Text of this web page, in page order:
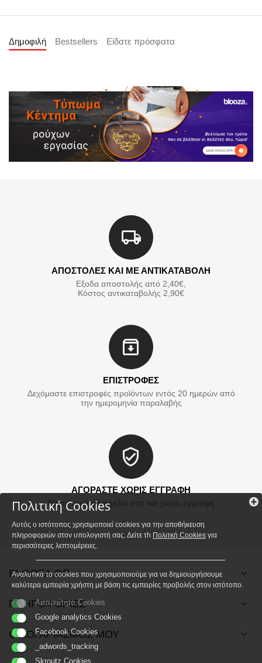
Δημοφιλή Bestsellers Είδατε πρόσφατα
ΑΠΟΣΤΟΛΕΣ ΚΑΙ ΜΕ ΑΝΤΙΚΑΤΑΒΟΛΗ
Εξοδα αποστολής από 2,40€,
Κόστος αντικαταβολής 2,90€
ΕΠΙΣΤΡΟΦΕΣ
Δεχόμαστε επιστροφές προϊόντων εντός 20 ημερών από
την ημερομηνία παραλαβής
ΑΓΟΡΑΣΤΕ ΧΩΡΙΣ ΕΓΓΡΑΦΗ
Βάλτε την παραγγελία σας και χωρίς εγγραφή
BLOOZA.GR
ΠΛΗΡΟΦΟΡΙΕΣ
Ο ΛΟΓΑΡΙΑΣΜΟΣ ΜΟΥ
Πολιτική Cookies
Αυτός ο ιστότοπος χρησιμοποιεί cookies για την αποθήκευση
πληροφοριών στον υπολογιστή σας. Δείτε τh Πολιτκή Cookies για
περισσότερες λεπτομέρειες.
Αναλυτικά τα cookies που χρησιμοποιούμε για να δημιουργήσουμε
καλύτερα εμπειρία χρήστη με βάση τις εμπειρίες προβολής στον ιστότοπο.
Απαραίτητα Cookies
Google analytics Cookies
Facebook Cookies
_adwords_tracking
Skroutz Cookies